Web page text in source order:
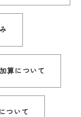
算について
ついて